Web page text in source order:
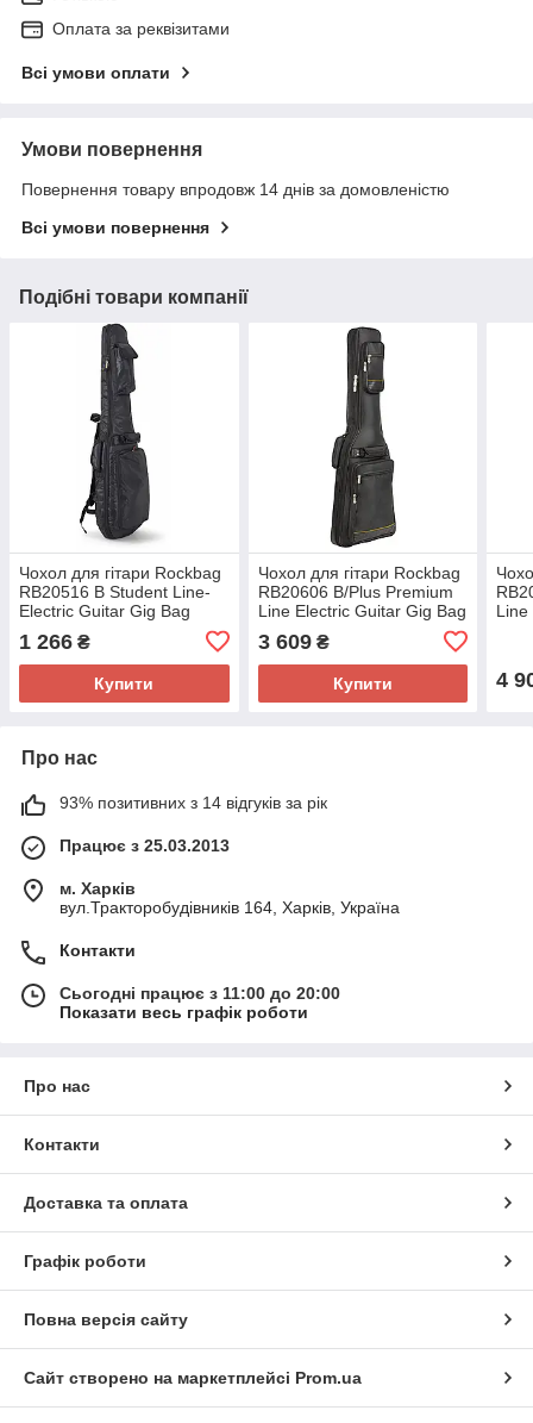
Оплата за реквізитами
Всі умови оплати
Умови повернення
Повернення товару впродовж 14 днів за домовленістю
Всі умови повернення
Подібні товари компанії
Чохол для гітари Rockbag
RB20516 B Student Line-
Electric Guitar Gig Bag
1 266 ₴
Купити
Чохол для гітари Rockbag
RB20606 B/Plus Premium
Line Electric Guitar Gig Bag
3 609₴
Купити 4
Про нас
93% позитивних з 14 відгуків за рік
Працює з 25.03.2013
м. Харків
вул.Тракторобудівників 164, Харків, Україна
Контакти
Сьогодні працює з 11:00 до 20:00
Показати весь графік роботи
Про нас
Контакти
Доставка та оплата
Графік роботи
Повна версія сайту
Сайт створено на маркетплейсі Prom.ua